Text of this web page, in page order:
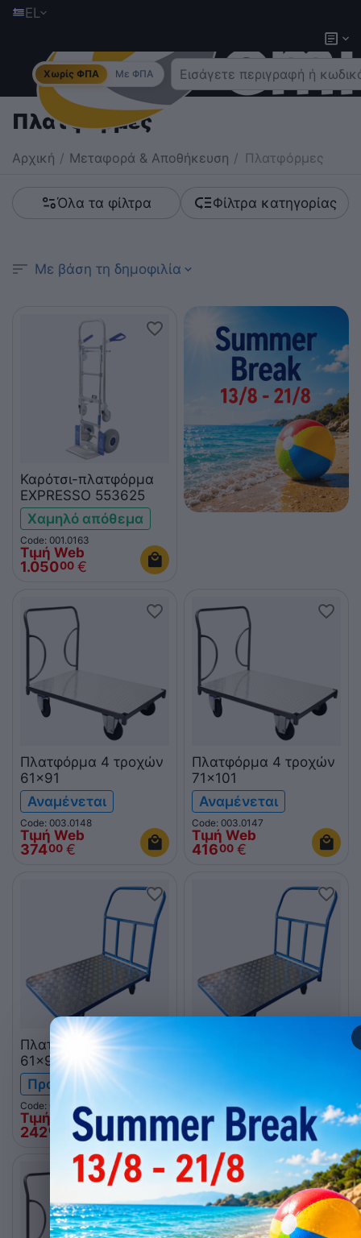
EL
Χωρίς ΦΠΑ Με ΦΠΑ
Πλατφόρμες
Αρχική / Μεταφορά & Αποθήκευση / Πλατφόρμες
Όλα τα φίλτρα Φίλτρα κατηγορίας
Με βάση τη δημοφιλία
Καρότσι-πλατφόρμα
EXPRESSO 553625
Χαμηλό απόθεμα
Code: 001.0163
Τιμή Web
1.05000 €
Πλατφόρμα 4 τροχών
61x91
Αναμένεται
Code: 003.0148
Τιμή Web
37400 €
Πλατφόρμα 4 τροχών
71x101
Αναμένεται
Code: 003.0147
Τιμή Web
41600 €
Πλατφόρμα 4 τροχών
61x91 ItalStar
Προ-παραγγελία
Code: 059.0012
Τιμή Web
24200 €
Code: 059.0011
Τιμή Web
255 00 €